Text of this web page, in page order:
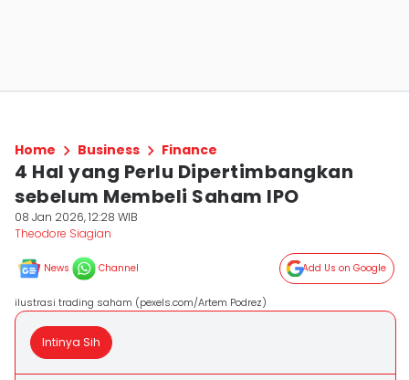
Home Business Finance
4 Hal yang Perlu Dipertimbangkan
sebelum Membeli Saham IPO
08 Jan 2026, 12:28 WIB
Theodore Siagian
News Channel Add Us on Google
ilustrasi trading saham (pexels.com/Artem Podrez)
Intinya Sih